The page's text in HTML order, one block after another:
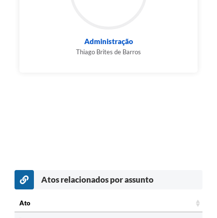
Administração
Thiago Brites de Barros
Atos relacionados por assunto
Ato